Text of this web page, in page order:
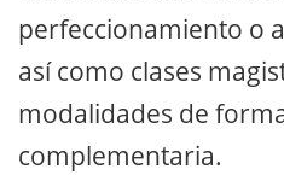
perfeccionamiento o
así como clases
modalidades de
complementaria.